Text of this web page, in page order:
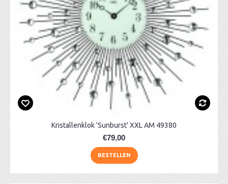
Kristallenklok 'Sunburst' XXL AM 49380
€79,00
BESTELLEN